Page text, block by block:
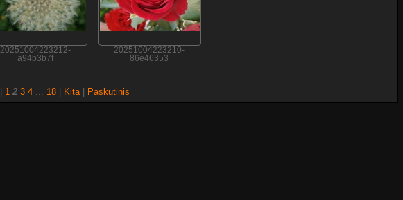
20251004223212-
a94b3b7f
20251004223210-
86e46353
1 2 3 4... 18 Kita
Paskutinis